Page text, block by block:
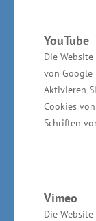
YouTube
Die
von Google
Aktivieren
Cookies
Schriften
Vimeo
Die
dem
Das
Maritime